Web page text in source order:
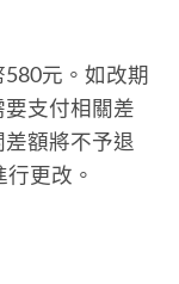
元。如改期
支付相關差
額將不予退
更改。